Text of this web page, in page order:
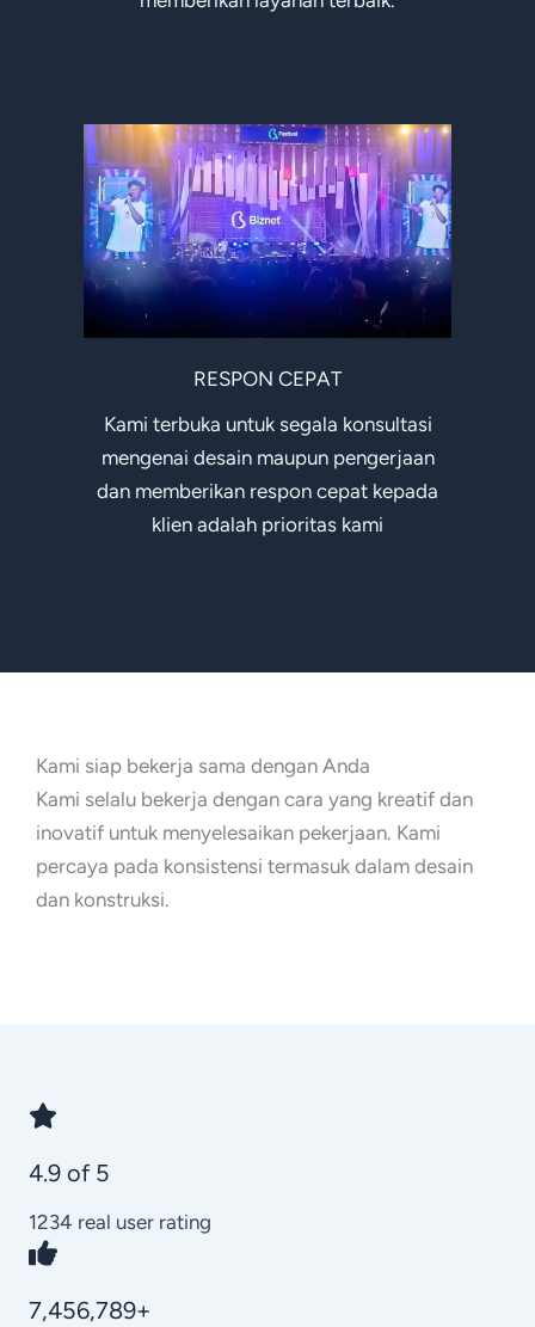
RESPON CEPAT
Kami terbuka untuk segala konsultasi
mengenai desain maupun pengerjaan
dan memberikan respon cepat kepada
klien adalah prioritas kami
Kami siap bekerja sama dengan Anda
Kami selalu bekerja dengan cara yang kreatif dan
inovatif untuk menyelesaikan pekerjaan. Kami
percaya pada konsistensi termasuk dalam desain
dan konstruksi.
4.9 of 5
1234 real user rating
7,456,789+